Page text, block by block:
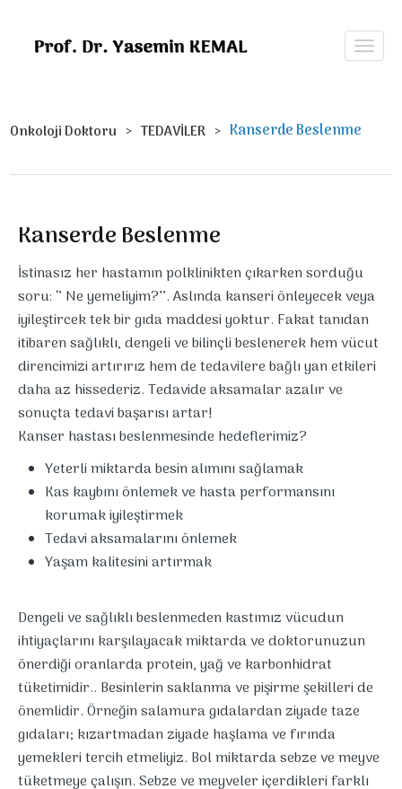
Onkoloji Doktoru TEDAVİLER Kanserde Beslenme
Kanserde Beslenme
İstinasız her hastamın polklinikten çıkarken sorduğu
soru: ‘’ Ne yemeliyim?’’. Aslında kanseri önleyecek veya
iyileştircek tek bir gıda maddesi yoktur. Fakat tanıdan
itibaren sağlıklı, dengeli ve bilinçli beslenerek hem vücut
direncimizi artırırız hem de tedavilere bağlı yan etkileri
daha az hissederiz. Tedavide aksamalar azalır ve
sonuçta tedavi başarısı artar!
Kanser hastası beslenmesinde hedeflerimiz?
Yeterli miktarda besin alımını sağlamak
Kas kaybını önlemek ve hasta performansını
korumak iyileştirmek
Tedavi aksamalarını önlemek
Yaşam kalitesini artırmak
Dengeli ve sağlıklı beslenmeden kastımız vücudun
ihtiyaçlarını karşılayacak miktarda ve doktorunuzun
önerdiği oranlarda protein, yağ ve karbonhidrat
tüketimidir.. Besinlerin saklanma ve pişirme şekilleri de
önemlidir. Örneğin salamura gıdalardan ziyade taze
gıdaları; kızartmadan ziyade haşlama ve fırında
yemekleri tercih etmeliyiz. Bol miktarda sebze ve meyve
tüketmeye çalışın. Sebze ve meyveler içerdikleri farklı